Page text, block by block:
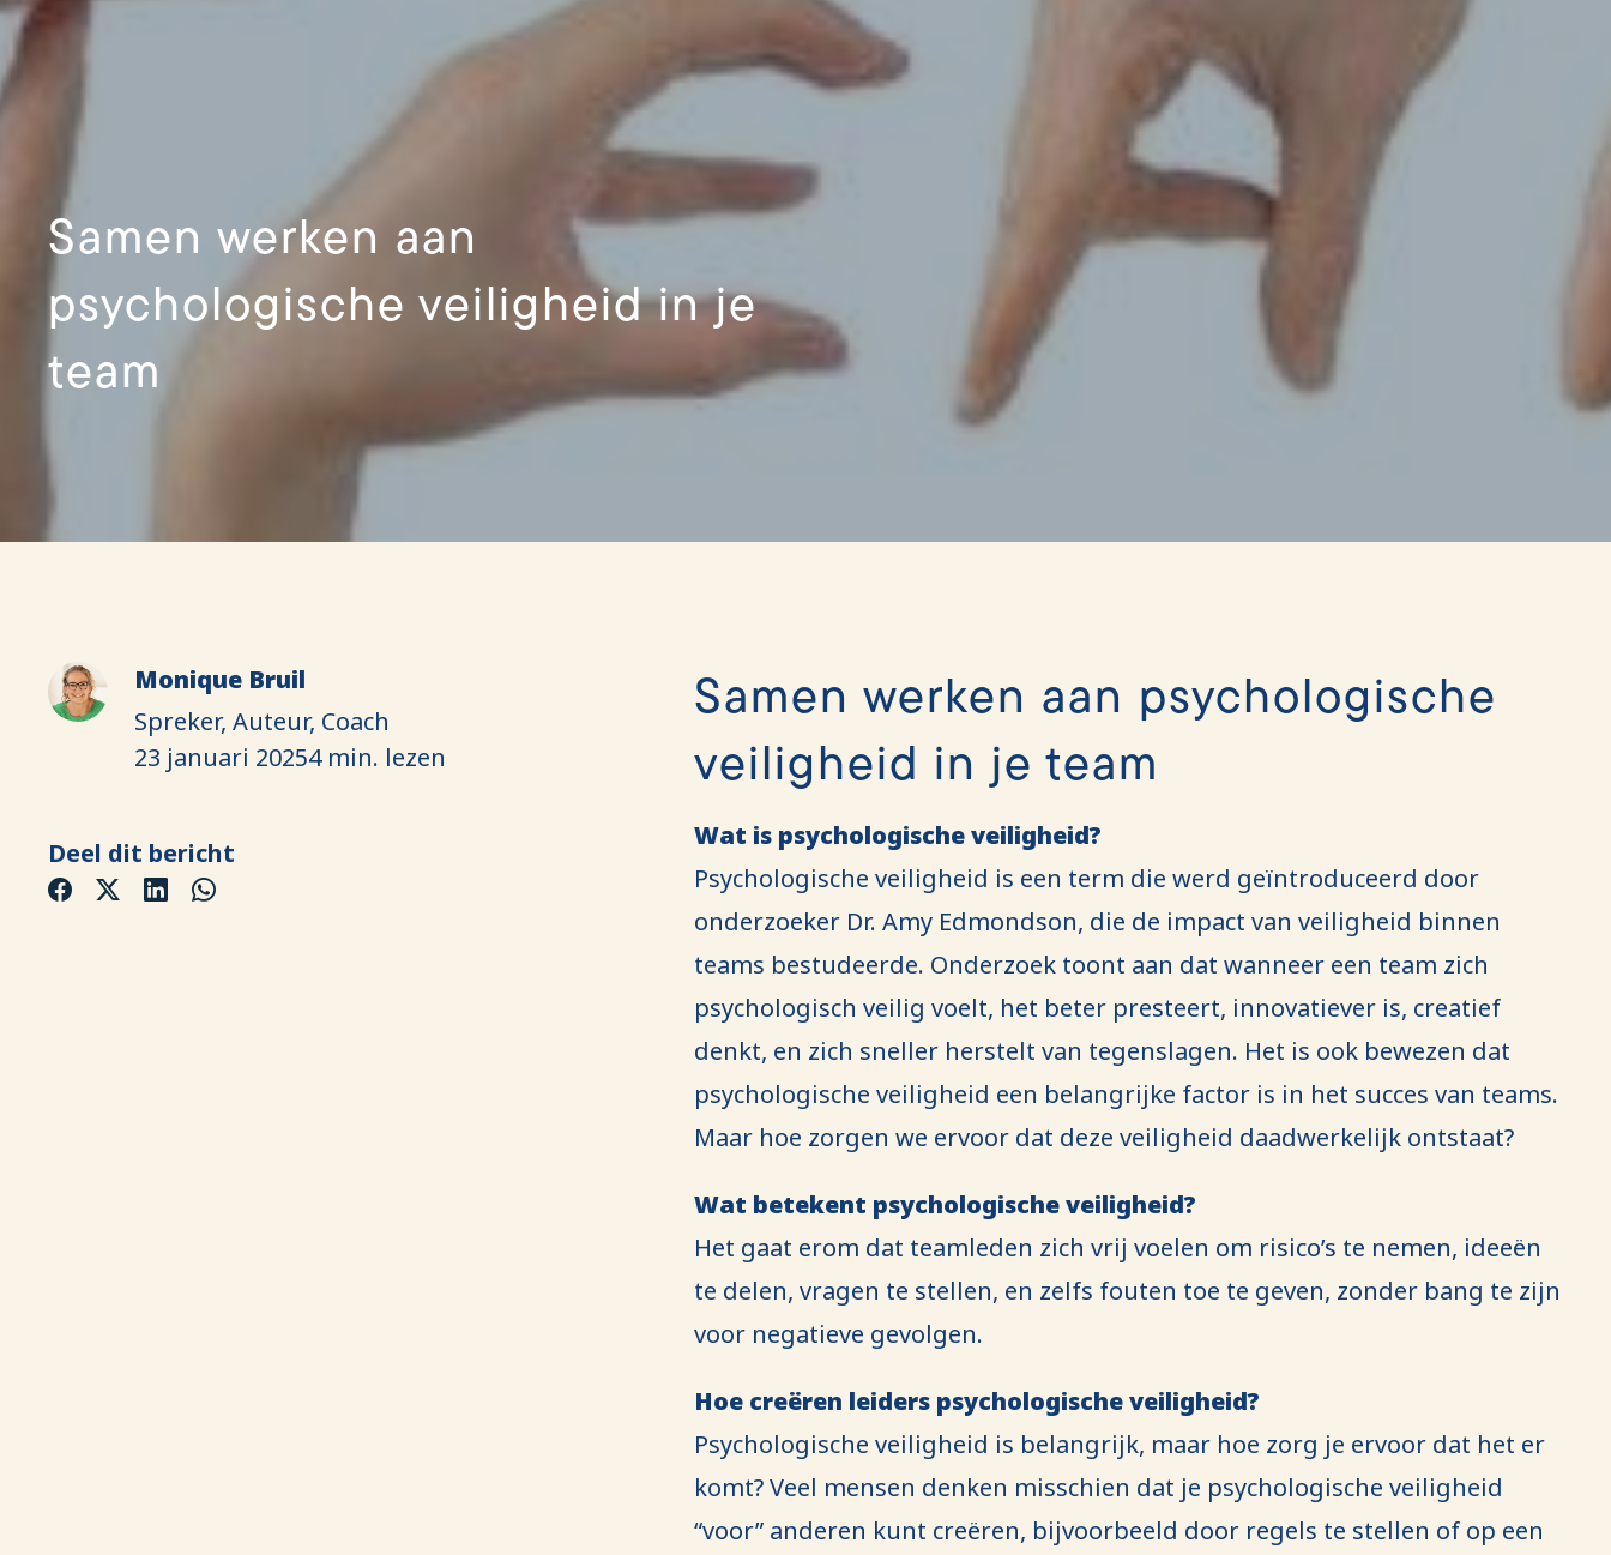
Samen werken aan
psychologische veiligheid in je
team
Monique Bruil
Spreker, Auteur, Coach
23 januari 20254 min. lezen
Deel dit bericht
Samen werken aan psychologische
veiligheid in je team
Wat is psychologische veiligheid?
Psychologische veiligheid is een term die werd geïntroduceerd door
onderzoeker Dr. Amy Edmondson, die de impact van veiligheid binnen
teams bestudeerde. Onderzoek toont aan dat wanneer een team zich
psychologisch veilig voelt, het beter presteert, innovatiever is, creatief
denkt, en zich sneller herstelt van tegenslagen. Het is ook bewezen dat
psychologische veiligheid een belangrijke factor is in het succes van teams.
Maar hoe zorgen we ervoor dat deze veiligheid daadwerkelijk ontstaat?
Wat betekent psychologische veiligheid?
Het gaat erom dat teamleden zich vrij voelen om risico’s te nemen, ideeën
te delen, vragen te stellen, en zelfs fouten toe te geven, zonder bang te zijn
voor negatieve gevolgen.
Hoe creëren leiders psychologische veiligheid?
Psychologische veiligheid is belangrijk, maar hoe zorg je ervoor dat het er
komt? Veel mensen denken misschien dat je psychologische veiligheid
“voor” anderen kunt creëren, bijvoorbeeld door regels te stellen of op een